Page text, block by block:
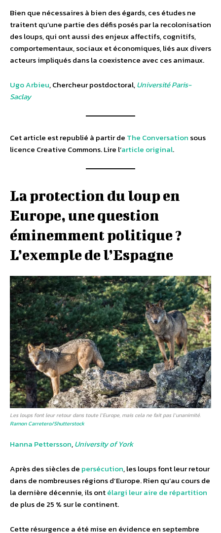
Bien que nécessaires à bien des égards, ces études ne
traitent qu’une partie des défis posés par la recolonisation
des loups, qui ont aussi des enjeux affectifs, cognitifs,
comportementaux, sociaux et économiques, liés aux divers
acteurs impliqués dans la coexistence avec ces animaux.
Ugo Arbieu, Chercheur postdoctoral,Université Paris-
Saclay
Cet article est republié à partir de The Conversation sous
licence Creative Commons. Lire l’article original.
La protection du loup en
Europe, une question
éminemment politique ?
L’exemple de l’Espagne
Les loups font leur retour dans toute l’Europe, mais cela ne fait pas l’unanimité.
Ramon Carretero/Shutterstock
Hanna Pettersson,University of York
Après des siècles de persécution, les loups font leur retour
dans de nombreuses régions d’Europe. Rien qu’au cours de
la dernière décennie, ils ontélargi leur aire de répartition
de plus de 25 % sur le continent.
Cette résurgence a été mise en évidence en septembre